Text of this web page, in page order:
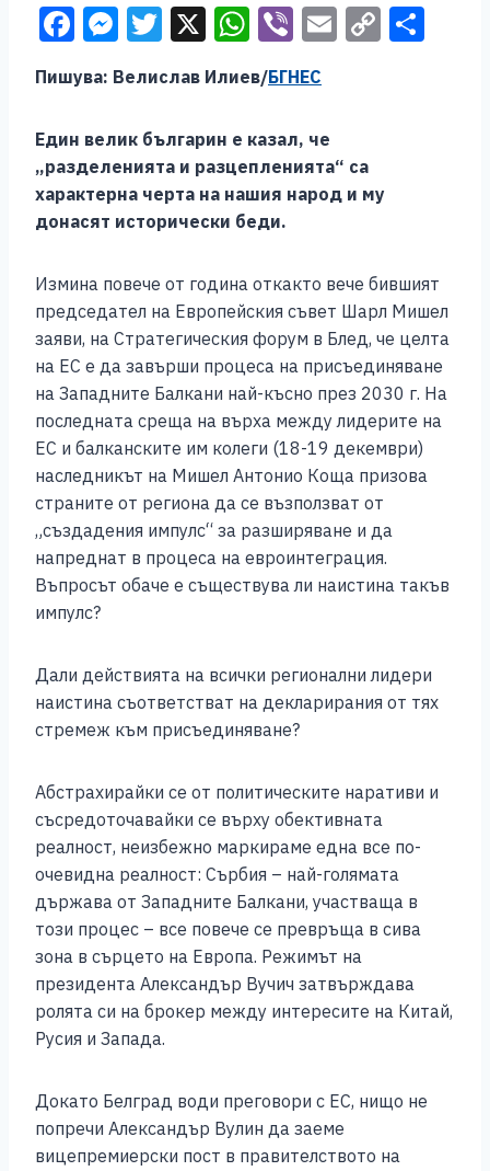
F
c
e
b
o
o
k
M
e
ss
e
n
g
er
T
tt
er
X W
h
at
s
A
p
p
Vi
b
er
E C
n
Пишува: Велислав Илиев/БГНЕС
Един велик българин е казал, че
„разделенията и разцепленията“ са
характерна черта на нашия народ и му
донасят исторически беди.
Измина повече от година откакто вече бившият
председател на Европейския съвет Шарл Мишел
заяви, на Стратегическия форум в Блед, че целта
на ЕС е да завърши процеса на присъединяване
на Западните Балкани най-късно през 2030 г. На
последната среща на върха между лидерите на
ЕС и балканските им колеги (18-19 декември)
наследникът на Мишел Антонио Коща призова
страните от региона да се възползват от
„създадения импулс“ за разширяване и да
напреднат в процеса на евроинтеграция.
Въпросът обаче е съществува ли наистина такъв
импулс?
Дали действията на всички регионални лидери
наистина съответстват на декларирания от тях
стремеж към присъединяване?
Абстрахирайки се от политическите наративи и
съсредоточавайки се върху обективната
реалност, неизбежно маркираме една все по-
очевидна реалност: Сърбия – най-голямата
държава от Западните Балкани, участваща в
този процес – все повече се превръща в сива
зона в сърцето на Европа. Режимът на
президента Александър Вучич затвърждава
ролята си на брокер между интересите на Китай,
Русия и Запада.
Докато Белград води преговори с ЕС, нищо не
попречи Александър Вулин да заеме
вицепремиерски пост в правителството на